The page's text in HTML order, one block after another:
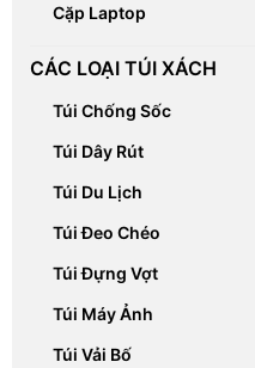
Cặp Laptop
CÁC LOẠI TÚI XÁCH
Túi Chống Sốc
Túi Dây Rút
Túi Du Lịch
Túi Đeo Chéo
Túi Đựng Vợt
Túi Máy Ảnh
Túi Vải Bố